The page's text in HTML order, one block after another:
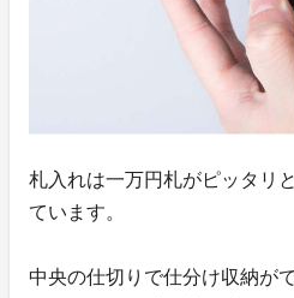
札入れは一万円札がピッタリ
ています。
中央の仕切りで仕分け収納が